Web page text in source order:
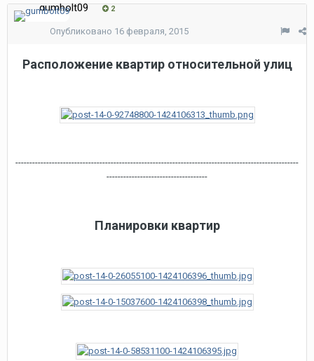
gumbolt09 2
Опубликовано 16 февраля, 2015
Расположение квартир относительной улиц
-----------------------------------------------------------------------------------------------------
------------------------------------
Планировки квартир